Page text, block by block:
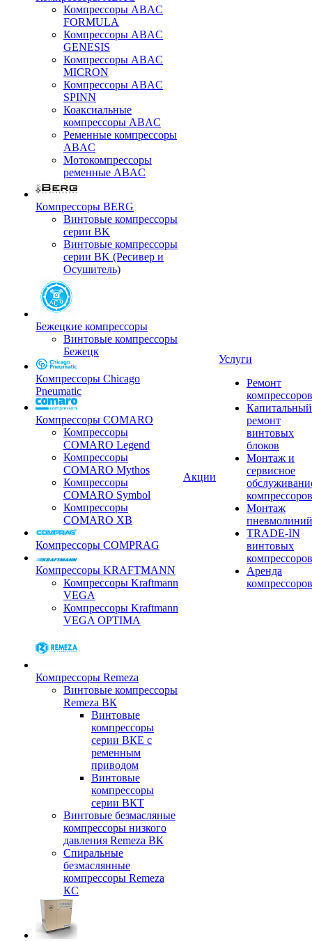
Компрессоры ABAC
FORMULA
Компрессоры ABAC
GENESIS
Компрессоры ABAC
MICRON
Компрессоры ABAC
SPINN
Коаксиальные
компрессоры ABAC
Ременные компрессоры
ABAC
Мотокомпрессоры
ременные ABAC
Компрессоры BERG
Винтовые компрессоры
серии BK
Винтовые компрессоры
серии BK (Ресивер и
Осушитель)
Бежецкие компрессоры
Винтовые компрессоры
Бежецк
Компрессоры Chicago
Pneumatic
Компрессоры COMARO
Компрессоры
COMARO Legend
Компрессоры
COMARO Mythos
Компрессоры
COMARO Symbol
Компрессоры
COMARO XB
Компрессоры COMPRAG
Компрессоры KRAFTMANN
Компрессоры Kraftmann
VEGA
Компрессоры Kraftmann
VEGA OPTIMA
Компрессоры Remeza
Винтовые компрессоры
Remeza ВК
Винтовые
компрессоры
серии ВКЕ с
ременным
приводом
Винтовые
компрессоры
серии ВКТ
Винтовые безмасляные
компрессоры низкого
давления Remeza ВК
Спиральные
безмаслянные
компрессоры Remeza
КС
Акции
Услуги
Ремонт
компрессоров
Капитальный
ремонт
винтовых
блоков
Монтаж и
сервисное
компрессоров
Монтаж
пневмолиний
TRADE-IN
винтовых
компрессоров
Аренда
компрессоров